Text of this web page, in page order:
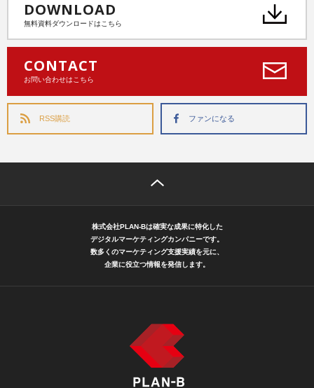
DOWNLOAD
無料資料ダウンロードはこちら
CONTACT
お問い合わせはこちら
RSS購読 ファンになる
株式会社PLAN-Bは確実な成果に特化した
デジタルマーケティングカンパニーです。
数多くのマーケティング支援実績を元に、
企業に役立つ情報を発信します。